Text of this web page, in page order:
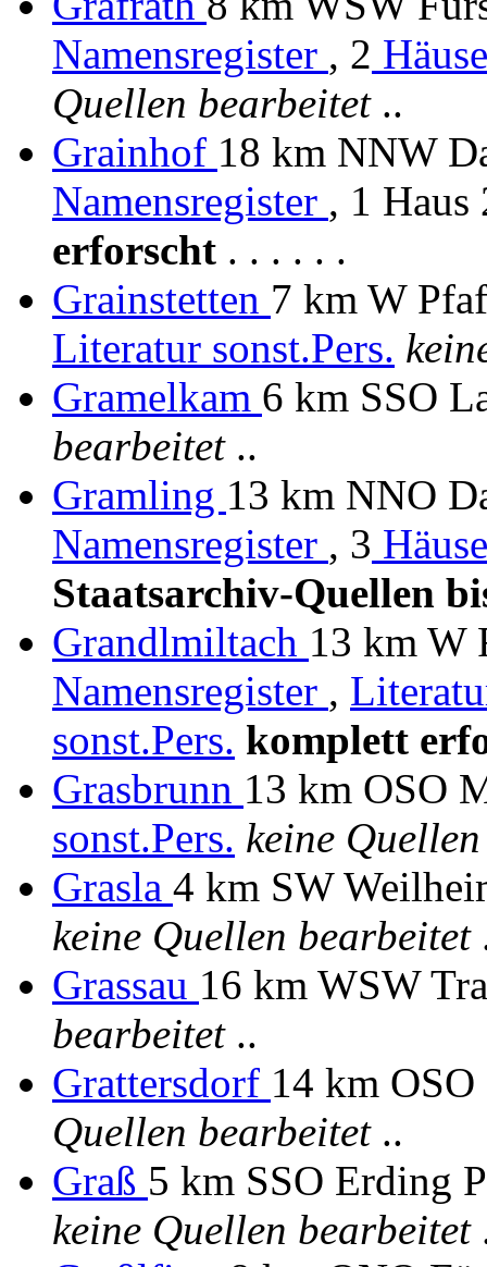
Namensregister , 2
Quellen bearbeitet..
Grainhof 18 km NNW
Namensregister , 1
erforscht . . . . . .
Grainstetten 7 km W
Literatur sonst.Pers.
Gramelkam 6 km SSO
bearbeitet..
Gramling 13 km NNO
Namensregister , 3
Staatsarchiv-Quellen
Grandlmiltach 13 km W
Namensregister ,
sonst.Pers. komplett
Grasbrunn 13 km OSO
sonst.Pers. keine
Grasla 4 km SW
keine Quellen bearbeitet
Grassau 16 km WSW
bearbeitet..
Grattersdorf 14 km
Quellen bearbeitet..
Graß 5 km SSO Erding
keine Quellen bearbeitet